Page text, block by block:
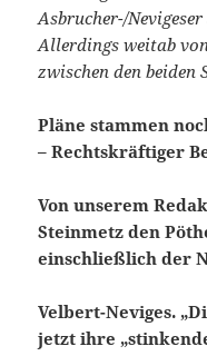
Asbrucher-/
Allerdings weitab
zwischen den beiden
Pläne stammen
– Rechtskräftiger
Von unserem
Steinmetz den
einschließlich der
Velbert-Neviges.
jetzt ihre